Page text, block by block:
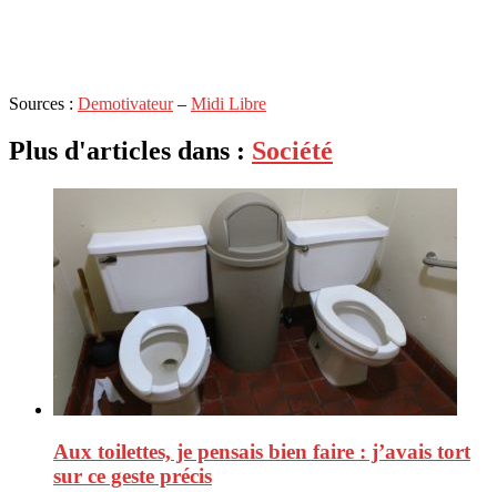
Sources : Demotivateur– Midi Libre
Plus d'articles dans : Société
Aux toilettes, je pensais bien faire : j’avais tort
sur ce geste précis